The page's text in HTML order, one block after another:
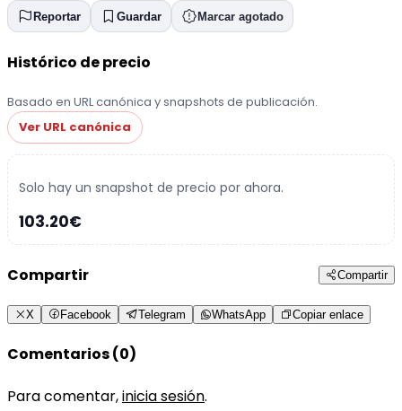
Reportar Guardar Marcar agotado
Histórico de precio
Basado en URL canónica y snapshots de publicación.
Ver URL canónica
Solo hay un snapshot de precio por ahora.
103.20€
Compartir Compartir
X Facebook Telegram WhatsApp Copiar enlace
Comentarios (0)
Para comentar,inicia sesión.